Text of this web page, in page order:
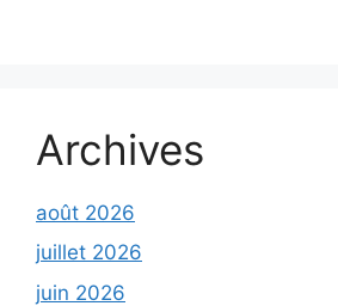
Archives
août 2026
juillet 2026
juin 2026